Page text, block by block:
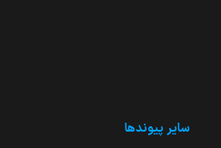
سایر پیوندها